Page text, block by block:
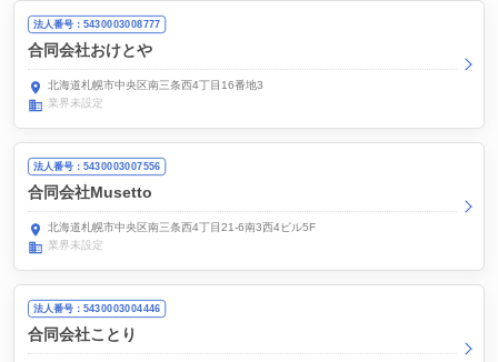
法人番号：5430003008777
合同会社おけとや
北海道札幌市中央区南三条西4丁目16番地3
業界未設定
法人番号：5430003007556
合同会社Musetto
北海道札幌市中央区南三条西4丁目21-6南3西4ビル5F
業界未設定
法人番号：5430003004446
合同会社ことり